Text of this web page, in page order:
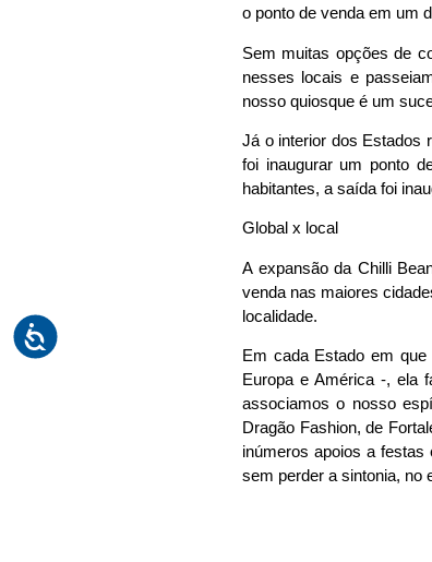
o ponto de venda em um
Sem muitas opções de
nesses locais e
nosso quiosque é um
Já o interior dos Estados
foi inaugurar um ponto
habitantes, a saída foi
Global x local
A expansão da Chilli
venda nas maiores
localidade.
Em cada Estado em
Europa e América -, ela
associamos o nosso
Dragão Fashion, de
inúmeros apoios a
sem perder a sintonia, no